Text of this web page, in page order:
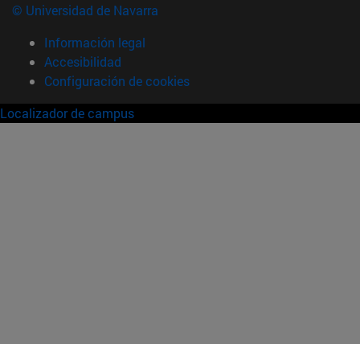
© Universidad de Navarra
Información legal
Accesibilidad
Configuración de cookies
Localizador de campus